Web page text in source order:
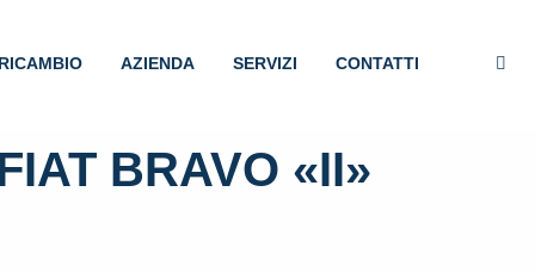
AZIENDA SERVIZI CONTATTI
BRAVO «II»